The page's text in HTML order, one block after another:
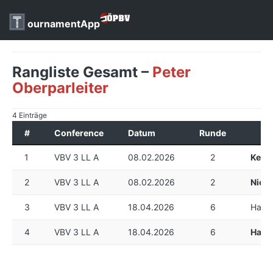
ournamentApp
Rangliste Gesamt – Peter
Oberparleiter
4 Einträge
# Conference Datum Runde
1 VBV 3 LL A 08.02.2026 2
2 VBV 3 LL A 08.02.2026 2 Nico
3 VBV 3 LL A 18.04.2026 6
4 VBV 3 LL A 18.04.2026 6